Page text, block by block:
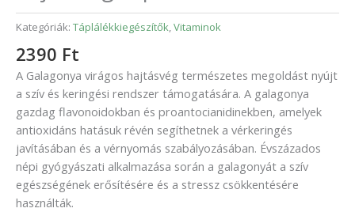
Kategóriák: Táplálékkiegészítők,Vitaminok
2390 Ft
A Galagonya virágos hajtásvég természetes megoldást nyújt
a szív és keringési rendszer támogatására. A galagonya
gazdag flavonoidokban és proantocianidinekben, amelyek
antioxidáns hatásuk révén segíthetnek a vérkeringés
javításában és a vérnyomás szabályozásában. Évszázados
népi gyógyászati alkalmazása során a galagonyát a szív
egészségének erősítésére és a stressz csökkentésére
használták.